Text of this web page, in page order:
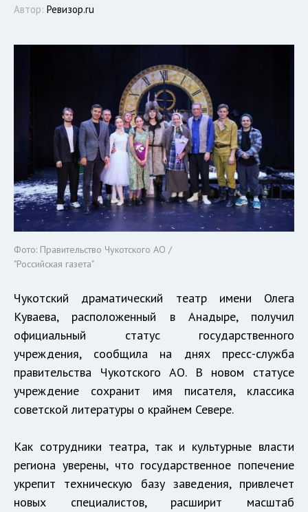
Автор: Ревизор.ru
Фото: Правительство Чукотского АО /
"Российская газета"
Чукотский драматический театр имени Олега
Куваева, расположенный в Анадыре, получил
официальный статус государственного
учреждения, сообщила на днях пресс-служба
правительства Чукотского АО. В новом статусе
учреждение сохранит имя писателя, классика
советской литературы о крайнем Севере.
Как сотрудники театра, так и культурные власти
региона уверены, что государственное попечение
укрепит техническую базу заведения, привлечет
новых специалистов, расширит масштаб